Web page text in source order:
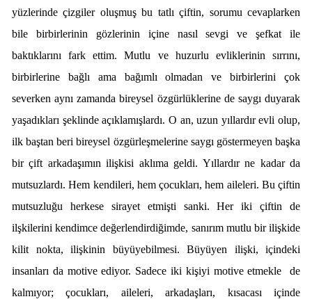
yüzlerinde çizgiler oluşmuş bu tatlı çiftin, sorumu cevaplarken
bile birbirlerinin gözlerinin içine nasıl sevgi ve şefkat ile
baktıklarını fark ettim. Mutlu ve huzurlu evliklerinin sırrını,
birbirlerine bağlı ama bağımlı olmadan ve birbirlerini çok
severken aynı zamanda bireysel özgürlüklerine de saygı duyarak
yaşadıkları şeklinde açıklamışlardı. O an, uzun yıllardır evli olup,
ilk baştan beri bireysel özgürleşmelerine saygı göstermeyen başka
bir çift arkadaşımın ilişkisi aklıma geldi. Yıllardır ne kadar da
mutsuzlardı. Hem kendileri, hem çocukları, hem aileleri. Bu çiftin
mutsuzluğu herkese sirayet etmişti sanki. Her iki çiftin de
ilşkilerini kendimce değerlendirdiğimde, sanırım mutlu bir ilişkide
kilit nokta, ilişkinin büyüyebilmesi. Büyüyen ilişki, içindeki
insanları da motive ediyor. Sadece iki kişiyi motive etmekle de
kalmıyor; çocukları, aileleri, arkadaşları, kısacası içinde